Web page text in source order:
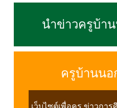
นำข่าวครูบ้า
ครูบ้านน